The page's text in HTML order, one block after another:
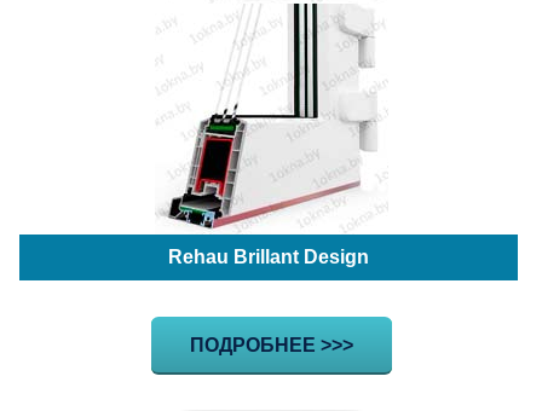
Rehau Brillant Design
ПОДРОБНЕЕ >>>